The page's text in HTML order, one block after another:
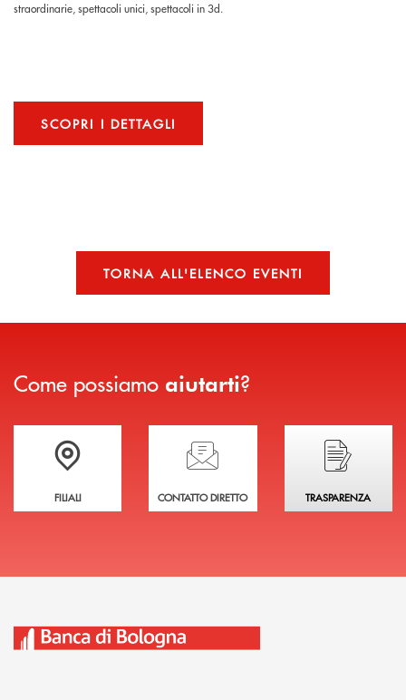
straordinarie, spettacoli unici, spettacoli in 3d.
SCOPRI I DETTAGLI
TORNA ALL'ELENCO EVENTI
Come possiamo aiutarti?
Trova la filiale più vicina a te
FILIALI
Hai bisogno di assistenza immediata?
CONTATTO DIRETTO
Hai bisogno di
TRASPARENZA